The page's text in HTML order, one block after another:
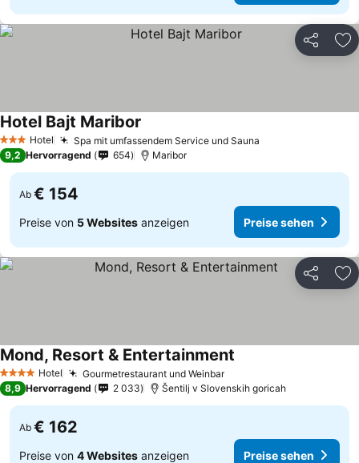
Teilen
3 SterneHotel Spa mit umfassendem Service und Sauna
Hotel Bajt Maribor
9,2 Hervorragend 654 Maribor
Ab € 154
Preise von 5 Websites anzeigen Preise sehen
Teilen
4 Sterne Hotel Gourmetrestaurant und Weinbar
Mond, Resort & Entertainment
8,9 Hervorragend 2 033 Šentilj v Slovenskih goricah
Ab € 162
Preise von 4 Websites anzeigen Preise sehen